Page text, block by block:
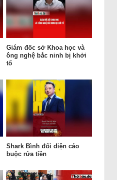
Giám đốc sở Khoa học và
ông nghệ bắc ninh bị khởi
tố
Shark Bình đối diện cáo
buộc rửa tiền